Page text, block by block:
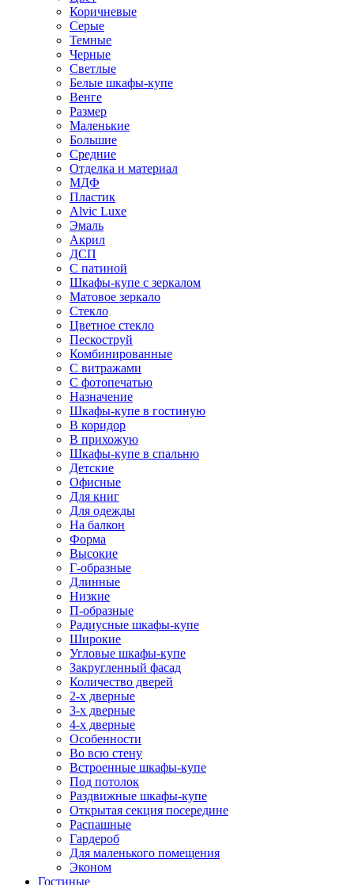
Коричневые
Серые
Темные
Черные
Светлые
Белые шкафы-купе
Венге
Размер
Маленькие
Большие
Средние
Отделка и материал
МДФ
Пластик
Alvic Luxe
Эмаль
Акрил
ДСП
С патиной
Шкафы-купе с зеркалом
Матовое зеркало
Стекло
Цветное стекло
Пескоструй
Комбинированные
С витражами
С фотопечатью
Назначение
Шкафы-купе в гостиную
В коридор
В прихожую
Шкафы-купе в спальню
Детские
Офисные
Для книг
Для одежды
На балкон
Форма
Высокие
Г-образные
Длинные
Низкие
П-образные
Радиусные шкафы-купе
Широкие
Угловые шкафы-купе
Закругленный фасад
Количество дверей
2-х дверные
3-х дверные
4-х дверные
Особенности
Во всю стену
Встроенные шкафы-купе
Под потолок
Раздвижные шкафы-купе
Открытая секция посередине
Распашные
Гардероб
Для маленького помещения
Эконом
Гостиные